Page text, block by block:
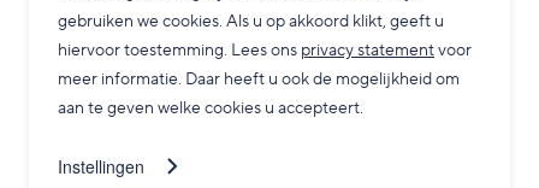
gebruiken we cookies. Als u op akkoord klikt, geeft u
hiervoor toestemming. Lees ons privacy statementvoor
meer informatie. Daar heeft u ook de mogelijkheid om
aan te geven welke cookies u accepteert.
Instellingen
Grootzakelijk
Service
Adviesgesprek